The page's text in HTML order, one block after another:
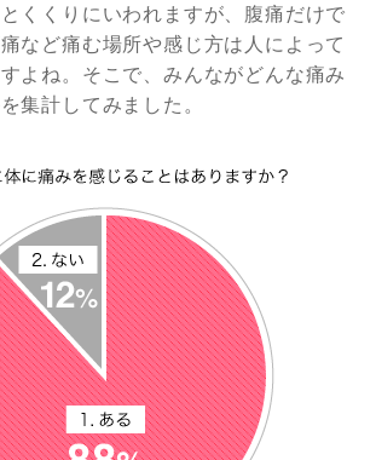
とくくりにいわれますが、腹痛だけで
など痛む場所や感じ方は人によって
よね。そこで、みんながどんな痛み
集計してみました。